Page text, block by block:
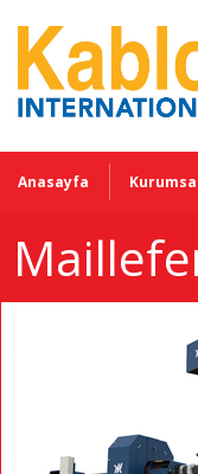
Anasayfa